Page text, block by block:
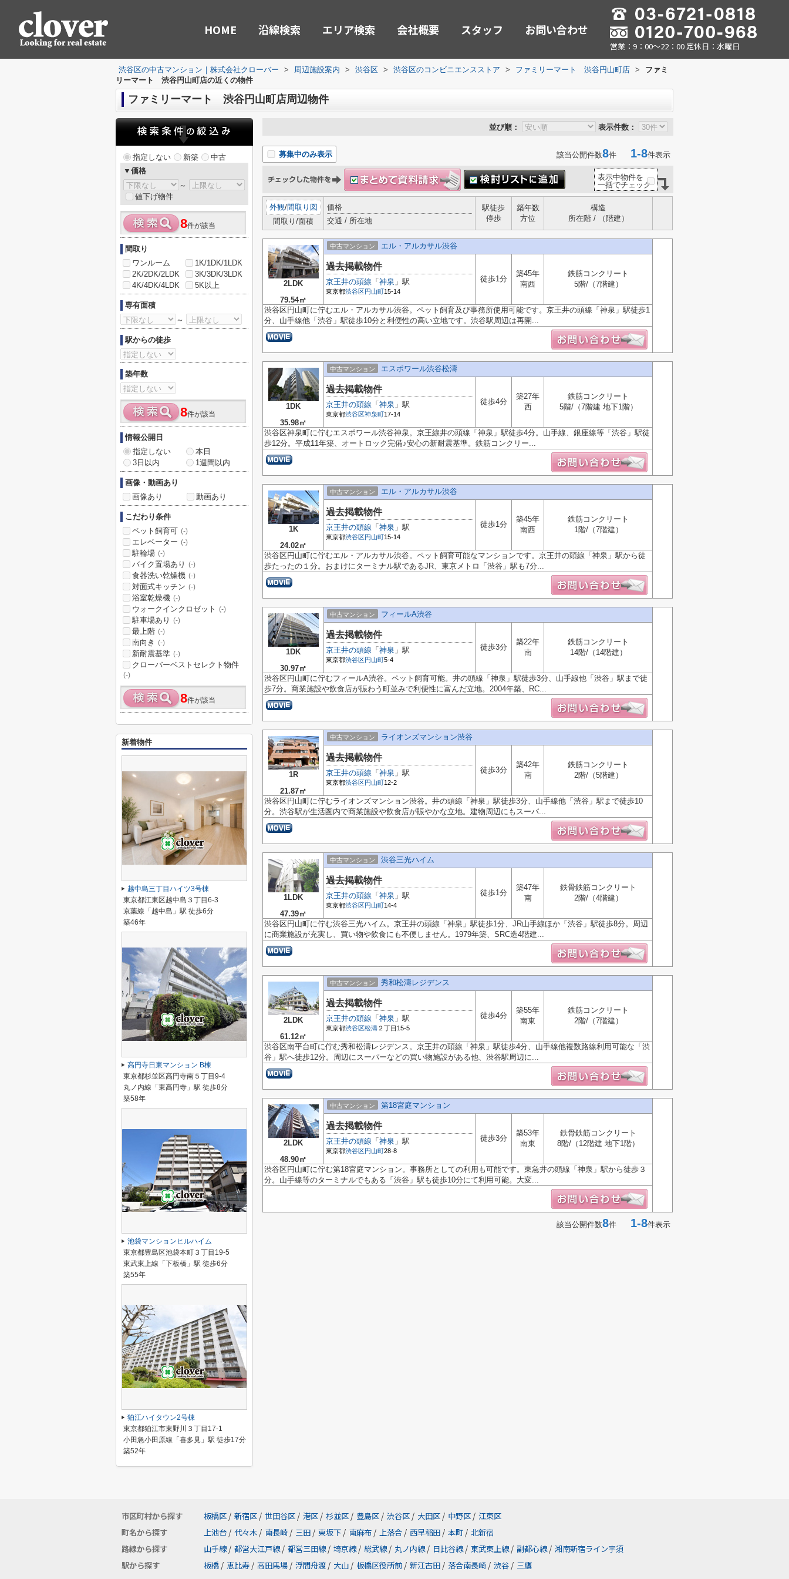
HOME 沿線検索 エリア検索 会社概要 スタッフ お問い合わせ
営業：9：00～22：00 定休日：水曜日
渋谷区の中古マンション｜株式会社クローバー > 周辺施設案内 > 渋谷区 > 渋谷区のコンビニエンスストア > ファミリーマート 渋谷円山町店 >
ファミ
リーマート 渋谷円山町店の近くの物件
ファミリーマート 渋谷円山町店周辺物件
並び順： 表示件数：
募集中のみ表示 該当公開件数8件 1-8件表示
表示中物件を
一括でチェック
外観/間取り図
間取り/面積
価格
交通 / 所在地
駅徒歩
停歩
築年数
方位
構造
所在階 / （階建）
2LDK
79.54㎡
中古マンション エル・アルカサル渋谷
過去掲載物件
京王井の頭線 「 神泉 」駅
東京都渋谷区 円山町15-14
徒歩1分
築45年
南西
鉄筋コンクリート
5階/（7階建）
渋谷区円山町に佇むエル・アルカサル渋谷。ペット飼育及び事務所使用可能です。京王井の頭線「神泉」駅徒歩1
分、山手線他「渋谷」駅徒歩10分と利便性の高い立地です。渋谷駅周辺は再開...
1DK
35.98㎡
中古マンション エスポワール渋谷松濤
過去掲載物件
京王井の頭線 「 神泉 」駅
東京都渋谷区神泉町17-14
徒歩4分
築27年
西
鉄筋コンクリート
5階/（7階建 地下1階）
渋谷区神泉町に佇むエスポワール渋谷神泉。京王線井の頭線「神泉」駅徒歩4分。山手線、銀座線等「渋谷」駅徒
歩12分。平成11年築、オートロック完備♪安心の新耐震基準。鉄筋コンクリー...
1K
24.02㎡
中古マンション エル・アルカサル渋谷
過去掲載物件
京王井の頭線 「 神泉 」駅
東京都渋谷区 円山町15-14
徒歩1分
築45年
南西
鉄筋コンクリート
1階/（7階建）
渋谷区円山町に佇むエル・アルカサル渋谷。ペット飼育可能なマンションです。京王井の頭線「神泉」駅から徒
歩たったの１分。おまけにターミナル駅であるJR、東京メトロ「渋谷」駅も7分...
1DK
30.97㎡
中古マンション フィールA渋谷
過去掲載物件
京王井の頭線 「 神泉 」駅
東京都渋谷区 円山町5-4
徒歩3分
築22年
南
鉄筋コンクリート
14階/（14階建）
渋谷区円山町に佇むフィールA渋谷。ペット飼育可能。井の頭線「神泉」駅徒歩3分、山手線他「渋谷」駅まで徒
歩7分。商業施設や飲食店が賑わう町並みで利便性に富んだ立地。2004年築、RC...
1R
21.87㎡
中古マンション ライオンズマンション渋谷
過去掲載物件
京王井の頭線 「 神泉 」駅
東京都渋谷区 円山町12-2
徒歩3分
築42年
南
鉄筋コンクリート
2階/（5階建）
渋谷区円山町に佇むライオンズマンション渋谷。井の頭線「神泉」駅徒歩3分、山手線他「渋谷」駅まで徒歩10
分。渋谷駅が生活圏内で商業施設や飲食店が賑やかな立地。建物周辺にもスーパ...
1LDK
47.39㎡
中古マンション 渋谷三光ハイム
過去掲載物件
京王井の頭線 「 神泉 」駅
東京都渋谷区 円山町14-4
徒歩1分
築47年
南
鉄骨鉄筋コンクリート
2階/（4階建）
渋谷区円山町に佇む渋谷三光ハイム。京王井の頭線「神泉」駅徒歩1分、JR山手線ほか「渋谷」駅徒歩8分。周辺
に商業施設が充実し、買い物や飲食にも不便しません。1979年築、SRC造4階建...
2LDK
61.12㎡
中古マンション 秀和松濤レジデンス
過去掲載物件
京王井の頭線 「 神泉 」駅
東京都渋谷区松濤 ２丁目15-5
徒歩4分
築55年
南東
鉄筋コンクリート
2階/（7階建）
渋谷区南平台町に佇む秀和松濤レジデンス。京王井の頭線「神泉」駅徒歩4分、山手線他複数路線利用可能な「渋
谷」駅へ徒歩12分。周辺にスーパーなどの買い物施設がある他、渋谷駅周辺に...
2LDK
48.90㎡
中古マンション 第18宮庭マンション
過去掲載物件
京王井の頭線 「 神泉 」駅
東京都渋谷区 円山町28-8
徒歩3分
築53年
南東
鉄骨鉄筋コンクリート
8階/（12階建 地下1階）
渋谷区円山町に佇む第18宮庭マンション。事務所としての利用も可能です。東急井の頭線「神泉」駅から徒歩３
分。山手線等のターミナルでもある「渋谷」駅も徒歩10分にて利用可能。大変...
該当公開件数8件 1-8件表示
指定しない 新築
中古
▼価格
～
値下げ物件
8件が該当
間取り
ワンルーム
1K/1DK/1LDK
2K/2DK/2LDK
3K/3DK/3LDK
4K/4DK/4LDK
5K以上
専有面積
～
駅からの徒歩
築年数
8件が該当
情報公開日
指定しない
本日
3日以内
1週間以内
画像・動画あり
画像あり
動画あり
こだわり条件
ペット飼育可 (-)
エレベーター (-)
駐輪場 (-)
バイク置場あり (-)
食器洗い乾燥機 (-)
対面式キッチン (-)
浴室乾燥機 (-)
ウォークインクロゼット (-)
駐車場あり (-)
最上階 (-)
南向き (-)
新耐震基準 (-)
クローバーベストセレクト物件
(-)
8件が該当
新着物件
越中島三丁目ハイツ3号棟
東京都江東区越中島３丁目6-3
京葉線「越中島」駅 徒歩6分
築46年
高円寺日東マンション B棟
東京都杉並区高円寺南５丁目9-4
丸ノ内線「東高円寺」駅 徒歩8分
築58年
池袋マンションヒルハイム
東京都豊島区池袋本町３丁目19-5
東武東上線「下板橋」駅 徒歩6分
築55年
狛江ハイタウン2号棟
東京都狛江市東野川３丁目17-1
小田急小田原線「喜多見」駅 徒歩17分
築52年
市区町村から探す 板橋区 / 新宿区 / 世田谷区 / 港区 / 杉並区 / 豊島区 / 渋谷区 / 大田区 / 中野区 / 江東区
町名から探す
上池台 / 代々木 / 南長崎 / 三田 / 東坂下 / 南麻布 / 上落合 / 西早稲田 / 本町 / 北新宿
路線から探す
山手線 / 都営大江戸線 / 都営三田線 / 埼京線 / 総武線 / 丸ノ内線 / 日比谷線 / 東武東上線 / 副都心線 / 湘南新宿ライン宇須
駅から探す
板橋 / 恵比寿 / 高田馬場 / 浮間舟渡 / 大山 / 板橋区役所前 / 新江古田 / 落合南長崎 / 渋谷 / 三鷹